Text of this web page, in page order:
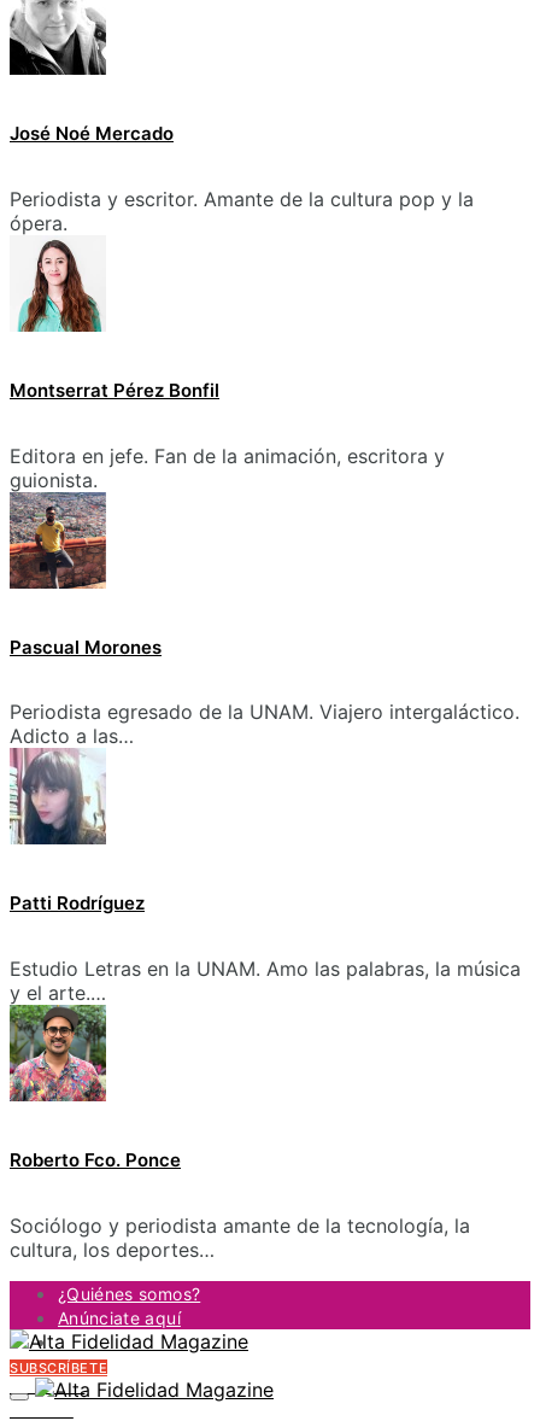
José Noé Mercado
Periodista y escritor. Amante de la cultura pop y la
ópera.
Montserrat Pérez Bonfil
Editora en jefe. Fan de la animación, escritora y
guionista.
Pascual Morones
Periodista egresado de la UNAM. Viajero intergaláctico.
Adicto a las…
Patti Rodríguez
Estudio Letras en la UNAM. Amo las palabras, la música
y el arte.…
Roberto Fco. Ponce
Sociólogo y periodista amante de la tecnología, la
cultura, los deportes…
¿Quiénes somos?
Anúnciate aquí
Contacto
FACEBOOK
SUBSCRÍBETE